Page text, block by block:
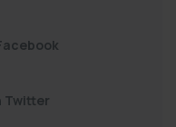
Twitter